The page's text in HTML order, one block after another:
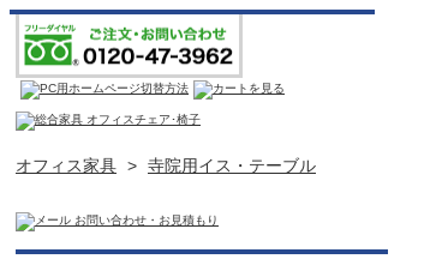
オフィス家具 > 寺院用イス・テーブル